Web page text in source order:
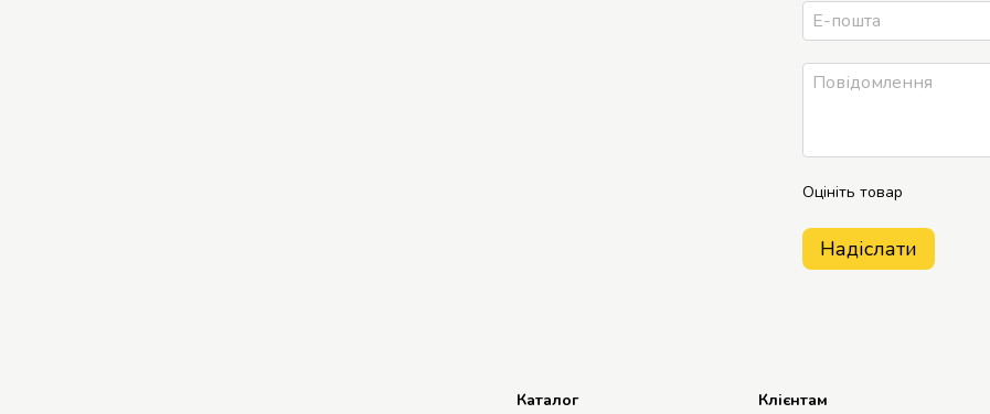
Оцініть товар
Надіслати
Каталог Клієнтам